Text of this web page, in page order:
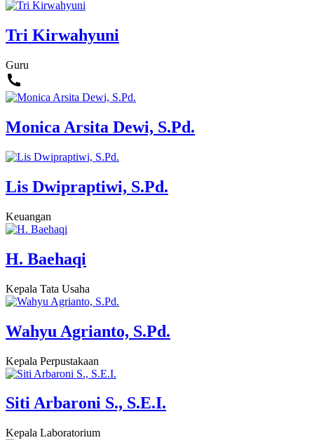
Tri Kirwahyuni
Guru
Monica Arsita Dewi, S.Pd.
Lis Dwipraptiwi, S.Pd.
Keuangan
H. Baehaqi
Kepala Tata Usaha
Wahyu Agrianto, S.Pd.
Kepala Perpustakaan
Siti Arbaroni S., S.E.I.
Kepala Laboratorium